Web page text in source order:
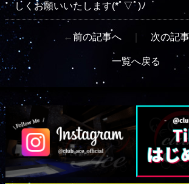
しくお願いいたします(*ﾟ▽ﾟ)ﾉ
←前の記事へ 次の記
一覧へ戻る